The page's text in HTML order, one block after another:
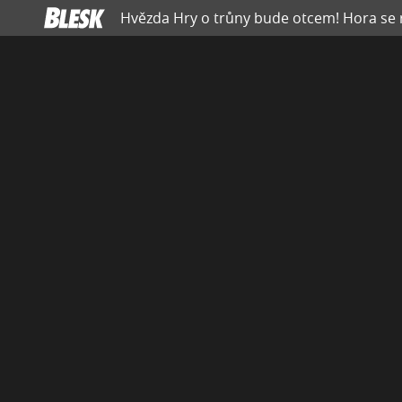
Hvězda Hry o trůny bude otcem! Hora